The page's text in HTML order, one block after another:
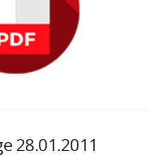
28.01.2011